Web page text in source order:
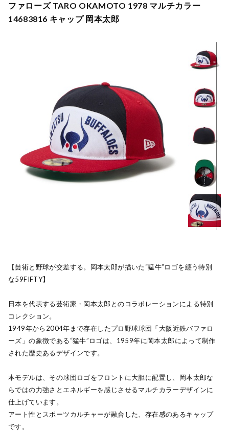
ファローズ TARO OKAMOTO 1978 マルチカラー
14683816 キャップ 岡本太郎
【芸術と野球が交差する。岡本太郎が描いた“猛牛”ロゴを纏う特別
な59FIFTY】
日本を代表する芸術家・岡本太郎とのコラボレーションによる特別
コレクション。
1949年から2004年まで存在したプロ野球球団「大阪近鉄バファロ
ーズ」の象徴である“猛牛”ロゴは、1959年に岡本太郎によって制作
された歴史あるデザインです。
本モデルは、その球団ロゴをフロントに大胆に配置し、岡本太郎な
らではの力強さとエネルギーを感じさせるマルチカラーデザインに
仕上げています。
アート性とスポーツカルチャーが融合した、存在感のあるキャップ
です。